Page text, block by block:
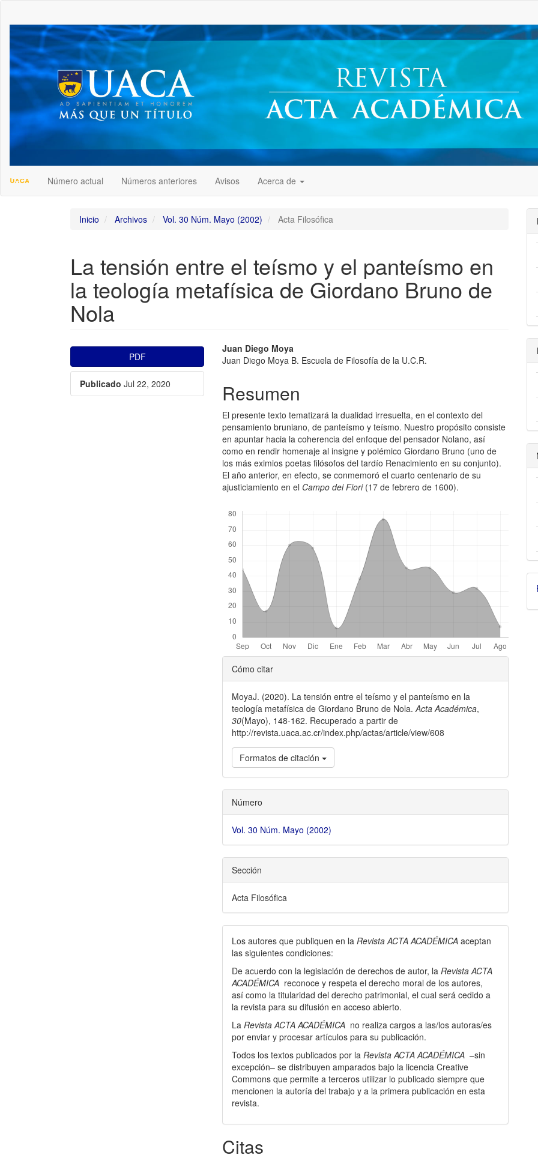
##plugins.themes.bootstrap3.accessible_menu.main_content##
##plugins.themes.bootstrap3.accessible_menu.sidebar##
Número actual Números anteriores Avisos Acerca de
Inicio Archivos Vol. 30 Núm. Mayo (2002) Acta Filosófica
La tensión entre el teísmo y el panteísmo en
la teología metafísica de Giordano Bruno de
Nola
##plugins.themes.bootstrap3.article.sidebar##
PDF
Publicado Jul 22, 2020
Juan Diego Moya
Juan Diego Moya B. Escuela de Filosofía de la U.C.R.
Resumen
El presente texto tematizará la dualidad irresuelta, en el contexto del
pensamiento bruniano, de panteísmo y teísmo. Nuestro propósito consiste
en apuntar hacia la coherencia del enfoque del pensador Nolano, así
como en rendir homenaje al insig­ne y polémico Giordano Bruno (uno de
los más eximios poetas filósofos del tardío Renacimiento en su conjunto).
El año anterior, en efecto, se con­memoró el cuarto centenario de su
ajusticiamiento en el Campo dei Fiori (17 de febrero de 1600).
Cómo citar
MoyaJ. (2020). La tensión entre el teísmo y el panteísmo en la
teología metafísica de Giordano Bruno de Nola.Acta Académica,
30(Mayo), 148-162. Recuperado a partir de
http://revista.uaca.ac.cr/index.php/actas/article/view/608
Formatos de citación
Número
Vol. 30 Núm. Mayo (2002)
Sección
Acta Filosófica
Los autores que publiquen en la Revista ACTA ACADÉMICA aceptan
las siguientes condiciones:
De acuerdo con la legislación de derechos de autor, la Revista ACTA
ACADÉMICA reconoce y respeta el derecho moral de los autores,
así­ como la titularidad del derecho patrimonial, el cual será cedido a
la revista para su difusión en acceso abierto.
La Revista ACTA ACADÉMICA no realiza cargos a las/los autoras/es
por enviar y procesar artí­culos para su publicación.
Todos los textos publicados por la Revista ACTA ACADÉMICA –sin
excepción– se distribuyen amparados bajo la licencia Creative
Commons que permite a terceros utilizar lo publicado siempre que
mencionen la autorí­a del trabajo y a la primera publicación en esta
revista.
Citas